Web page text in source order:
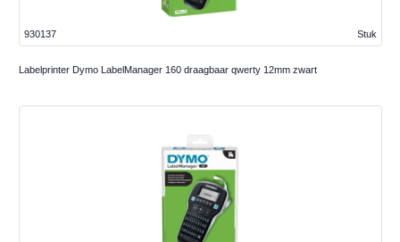
Stuk
930137
Labelprinter Dymo LabelManager 160 draagbaar qwerty 12mm zwart